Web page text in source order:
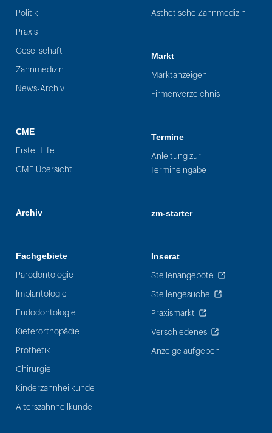
Politik
Praxis
Gesellschaft
Zahnmedizin
News-Archiv
CME
Erste Hilfe
CME Übersicht
Archiv
Fachgebiete
Parodontologie
Implantologie
Endodontologie
Kieferorthopädie
Prothetik
Chirurgie
Kinderzahnheilkunde
Alterszahnheilkunde
Ästhetische Zahnmedizin
Markt
Marktanzeigen
Firmenverzeichnis
Termine
Anleitung zur
Termineingabe
zm-starter
Inserat
Stellenangebote
Stellengesuche
Praxismarkt
Verschiedenes
Anzeige aufgeben